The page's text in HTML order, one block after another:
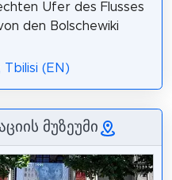
Ufer des Flusses
den Bolschewiki
Tbilisi (EN)
მუზეუმი